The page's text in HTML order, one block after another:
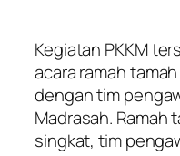
Kegiatan PKKM
acara ramah
dengan tim
Madrasah. Ramah
singkat, tim